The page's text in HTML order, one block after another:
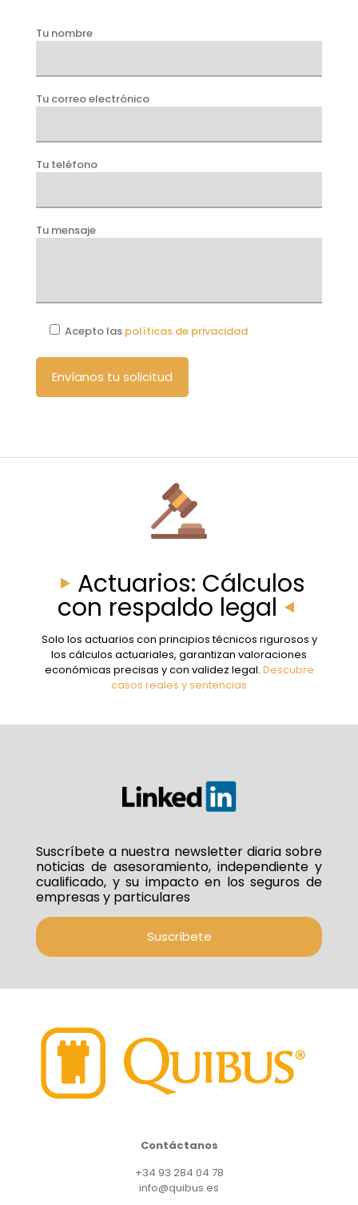
Tu nombre
Tu correo electrónico
Tu teléfono
Tu mensaje
Acepto las políticas de privacidad
Actuarios: Cálculos
con respaldo legal
Solo los actuarios con principios técnicos rigurosos y
los cálculos actuariales, garantizan valoraciones
económicas precisas y con validez legal. Descubre
casos reales y sentencias
Suscríbete a nuestra newsletter diaria sobre
noticias de asesoramiento, independiente y
cualificado, y su impacto en los seguros de
empresas y particulares
Suscríbete
Contáctanos
+34 93 284 04 78
info@quibus.es